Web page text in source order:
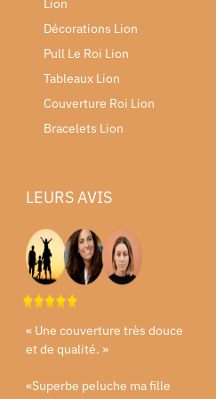
Lion
Décorations Lion
Pull Le Roi Lion
Tableaux Lion
Couverture Roi Lion
Bracelets Lion
LEURS AVIS
« Une couverture très douce
et de qualité. »
«Superbe peluche ma fille